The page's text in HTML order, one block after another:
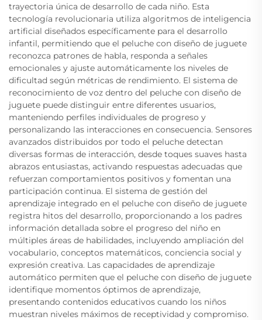
trayectoria única de desarrollo de cada niño. Esta
tecnología revolucionaria utiliza algoritmos de inteligencia
artificial diseñados específicamente para el desarrollo
infantil, permitiendo que el peluche con diseño de juguete
reconozca patrones de habla, responda a señales
emocionales y ajuste automáticamente los niveles de
dificultad según métricas de rendimiento. El sistema de
reconocimiento de voz dentro del peluche con diseño de
juguete puede distinguir entre diferentes usuarios,
manteniendo perfiles individuales de progreso y
personalizando las interacciones en consecuencia. Sensores
avanzados distribuidos por todo el peluche detectan
diversas formas de interacción, desde toques suaves hasta
abrazos entusiastas, activando respuestas adecuadas que
refuerzan comportamientos positivos y fomentan una
participación continua. El sistema de gestión del
aprendizaje integrado en el peluche con diseño de juguete
registra hitos del desarrollo, proporcionando a los padres
información detallada sobre el progreso del niño en
múltiples áreas de habilidades, incluyendo ampliación del
vocabulario, conceptos matemáticos, conciencia social y
expresión creativa. Las capacidades de aprendizaje
automático permiten que el peluche con diseño de juguete
identifique momentos óptimos de aprendizaje,
presentando contenidos educativos cuando los niños
muestran niveles máximos de receptividad y compromiso.